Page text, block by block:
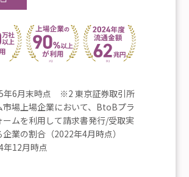
年6月末時点 ※2 東京証券取引所
市場上場企業において、BtoBプラ
ームを利用して請求書発行/受取実
企業の割合（2022年4月時点）
12月時点